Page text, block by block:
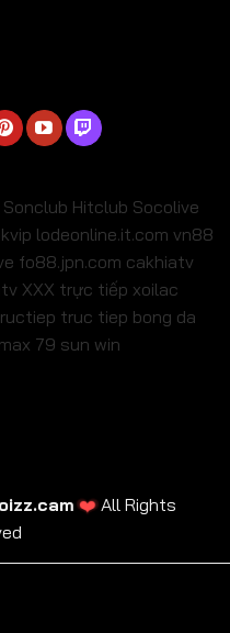
Sonclub Hitclub Socolive
lodeonline.it.com vn88
fo88.jpn.com cakhiatv
XXX trực tiếp xoilac
truc tiep bong da
max 79 sun win
❤️All Rights